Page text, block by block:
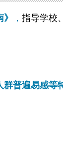
， 指导学校
群普遍易感等